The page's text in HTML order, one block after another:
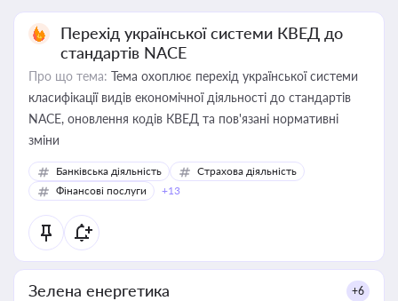
Перехід української системи КВЕД до
стандартів NACE
Про що тема: Тема охоплює перехід української системи
класифікації видів економічної діяльності до стандартів
NACE, оновлення кодів КВЕД та пов'язані нормативні
зміни
Банківська діяльність
Страхова діяльність
Фінансові послуги
+13
Зелена енергетика +6